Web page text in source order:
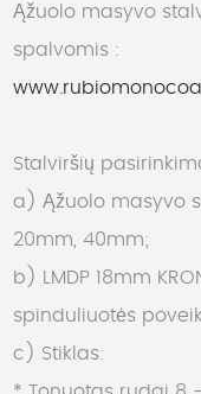
Ąžuolo masyvo
spalvomis :
Stalviršių
a) Ąžuolo masyvo
20mm, 40mm;
b) LMDP 18mm
spinduliuotės
c) Stiklas: